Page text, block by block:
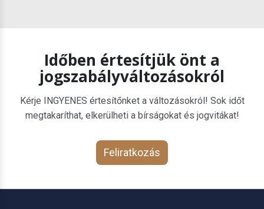
Időben értesítjük önt a
jogszabályváltozásokról
Kérje INGYENES értesítőnket a változásokról! Sok időt
megtakaríthat, elkerülheti a bírságokat és jogvitákat!
Feliratkozás